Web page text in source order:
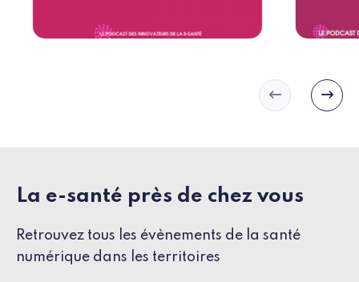
Slide
La e-santé près de chez vous
Retrouvez tous les évènements de la santé
numérique dans les territoires